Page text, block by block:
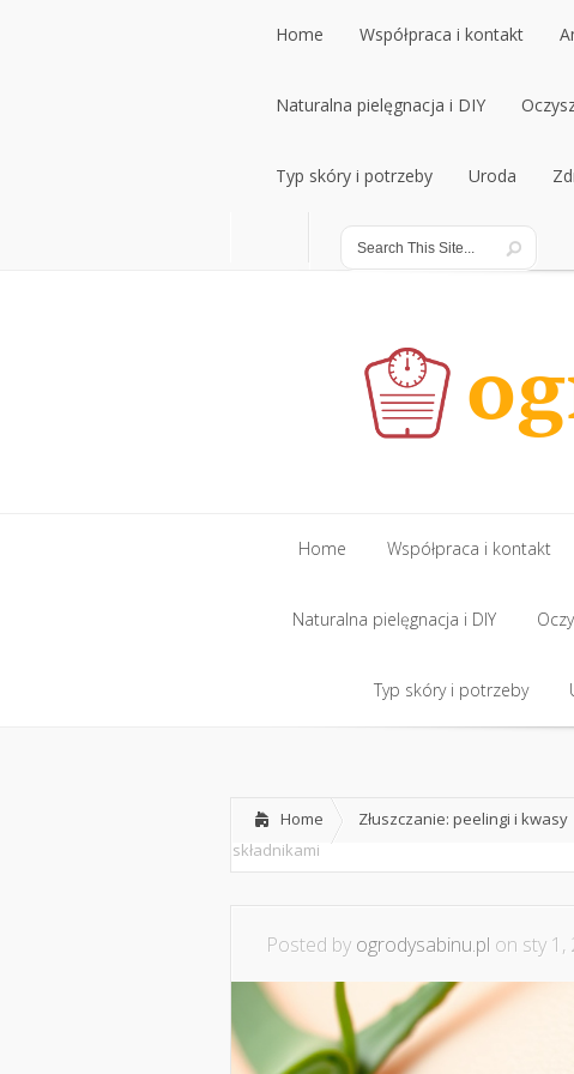
Home
Home
Współpraca i kontakt
Współpraca i kontakt
Naturalna pielęgnacja i DIY
Naturalna pielęgnacja i DIY
Typ skóry i potrzeby
Typ skóry i potrzeby
Uroda
Uroda
Home
Home
Współpraca i kontakt
Współpraca i kontakt
Naturalna pielęgnacja i DIY
Naturalna pielęgnacja i DIY
Typ skóry i potrzeby
Home Złuszczanie: peelingi i kwasy
składnikami
Posted by ogrodysabinu.pl on sty 1,